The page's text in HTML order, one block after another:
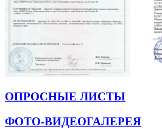
ОПРОСНЫЕ ЛИСТЫ
ФОТО-ВИДЕОГАЛЕРЕЯ